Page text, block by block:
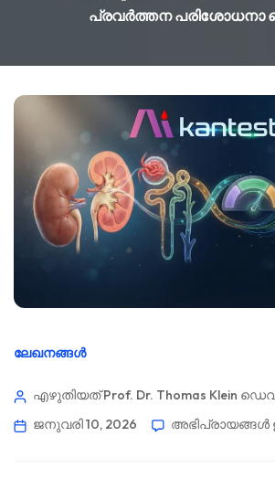
പ്രവർത്തന
ലേഖനങ്ങൾ
എഴുതിയത് Prof. Dr. Thomas Klein
ജനുവരി 10, 2026